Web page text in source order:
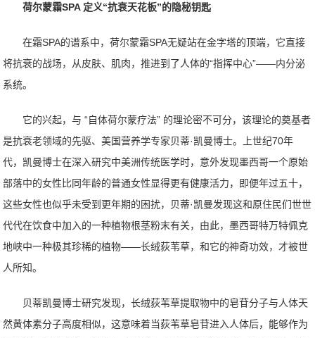
荷尔蒙霜SPA 定义“抗衰天花板”的隐秘钥匙
在霜SPA的谱系中，荷尔蒙霜SPA无疑站在金字塔的顶端，它直接
将抗衰的战场，从皮肤、肌肉，推进到了人体的“指挥中心”——内分泌
系统。
它的兴起，与 “自体荷尔蒙疗法” 的理论密不可分，该理论的奠基者
是抗衰老领域的先驱、美国营养学专家贝蒂·凯曼博士。上世纪70年
代，凯曼博士在深入研究中美洲传统医学时，意外发现墨西哥一个原始
部落中的女性比同年龄的普通女性显得更有健康活力，即便年过五十，
这些女性也似乎未受到更年期的困扰，贝蒂·凯曼发现这和原住民们世世
代代在饮食中加入的一种植物根茎粉末有关，由此，墨西哥特万特佩克
地峡中一种极其珍稀的植物——长绒荻苇草，和它的神奇功效，才被世
人所知。
贝蒂凯曼博士研究发现，长绒荻苇草提取物中的皂苷分子与人体天
然黄体素分子高度相似，这意味着当荻苇草皂苷进入人体后，能够作为